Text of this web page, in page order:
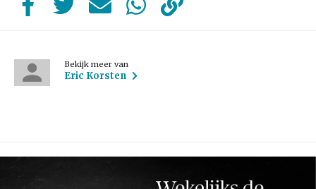
Bekijk meer van
Eric Korsten